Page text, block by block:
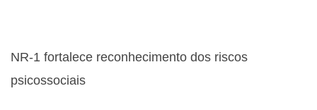
NR-1 fortalece reconhecimento dos riscos
psicossociais